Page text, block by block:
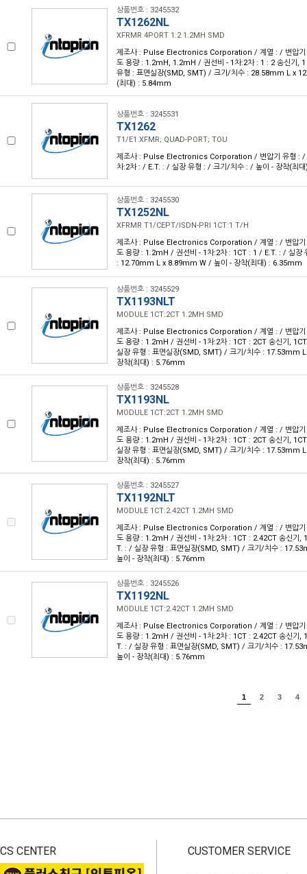
상품번호 : 3245532
TX1262NL
XFRMR 4PORT 1:2 1.2MH SMD
제조사 : Pulse Electronics Corporation / 계열 : / 변압기
도 용량 : 1.2mH, 1.2mH / 권선비 - 1차:2차 : 1 : 2 송신기,
유형 : 표면실장(SMD, SMT) / 크기/치수 : 28.58mm L x
(최대) : 5.84mm
상품번호 : 3245531
TX1262
T1/E1 XFMR; QUAD-PORT; TOU
제조사 : Pulse Electronics Corporation / 변압기 유형 : /
차:2차 : / E.T. : / 실장 유형 : / 크기/치수 : / 높이 - 장착(최
상품번호 : 3245530
TX1252NL
XFRMR T1/CEPT/ISDN-PRI 1CT:1 T/H
제조사 : Pulse Electronics Corporation / 계열 : / 변압기
도 용량 : 1.2mH / 권선비 - 1차:2차 : 1CT : 1 / E.T. : / 실장
: 12.70mm L x 8.89mm W / 높이 - 장착(최대) : 6.35mm
상품번호 : 3245529
TX1193NLT
MODULE 1CT:2CT 1.2MH SMD
제조사 : Pulse Electronics Corporation / 계열 : / 변압기
도 용량 : 1.2mH / 권선비 - 1차:2차 : 1CT : 2CT 송신기,
실장 유형 : 표면실장(SMD, SMT) / 크기/치수 : 17.53mm
장착(최대) : 5.76mm
상품번호 : 3245528
TX1193NL
MODULE 1CT:2CT 1.2MH SMD
제조사 : Pulse Electronics Corporation / 계열 : / 변압기
도 용량 : 1.2mH / 권선비 - 1차:2차 : 1CT : 2CT 송신기,
실장 유형 : 표면실장(SMD, SMT) / 크기/치수 : 17.53mm
장착(최대) : 5.76mm
상품번호 : 3245527
TX1192NLT
MODULE 1CT:2.42CT 1.2MH SMD
제조사 : Pulse Electronics Corporation / 계열 : / 변압기
도 용량 : 1.2mH / 권선비 - 1차:2차 : 1CT : 2.42CT 송신기,
T. : / 실장 유형 : 표면실장(SMD, SMT) / 크기/치수 :
높이 - 장착(최대) : 5.76mm
상품번호 : 3245526
TX1192NL
MODULE 1CT:2.42CT 1.2MH SMD
제조사 : Pulse Electronics Corporation / 계열 : / 변압기
도 용량 : 1.2mH / 권선비 - 1차:2차 : 1CT : 2.42CT 송신기,
T. : / 실장 유형 : 표면실장(SMD, SMT) / 크기/치수 :
높이 - 장착(최대) : 5.76mm
1 2 3 4
CS CENTER CUSTOMER SERVICE